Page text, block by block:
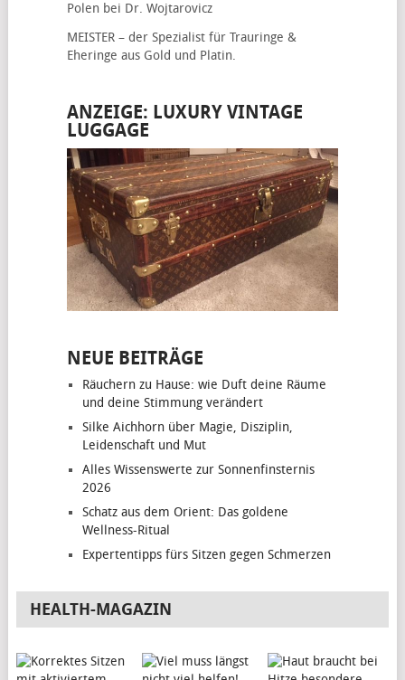
Polen bei Dr. Wojtarovicz
MEISTER – der Spezialist für Trauringe &
Eheringe aus Gold und Platin.
ANZEIGE: LUXURY VINTAGE
LUGGAGE
NEUE BEITRÄGE
Räuchern zu Hause: wie Duft deine Räume
und deine Stimmung verändert
Silke Aichhorn über Magie, Disziplin,
Leidenschaft und Mut
Alles Wissenswerte zur Sonnenfinsternis
2026
Schatz aus dem Orient: Das goldene
Wellness-Ritual
Expertentipps fürs Sitzen gegen Schmerzen
HEALTH-MAGAZIN